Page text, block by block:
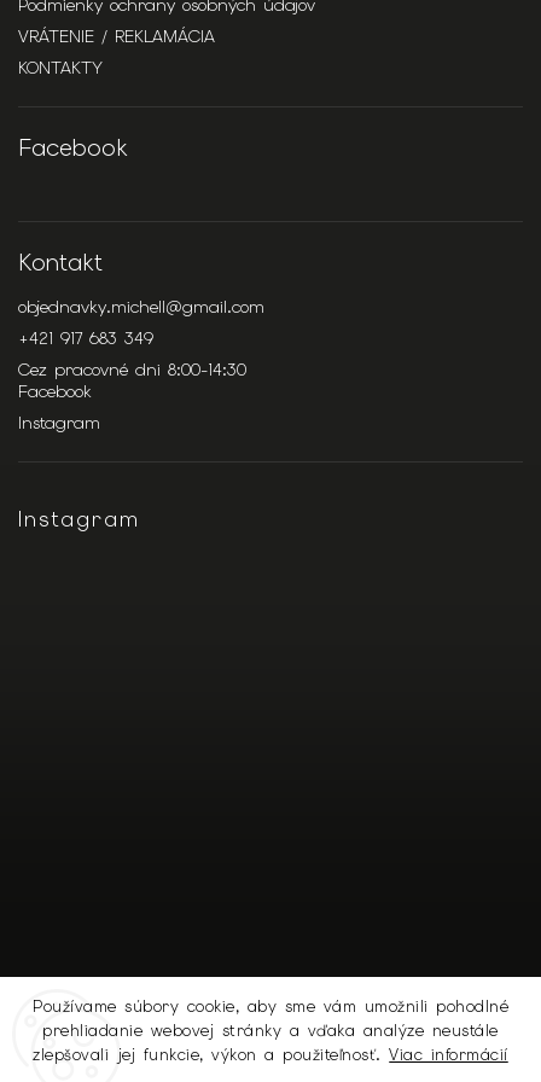
Používame súbory cookie, aby sme vám umožnili pohodlné
prehliadanie webovej stránky a vďaka analýze neustále
zlepšovali jej funkcie, výkon a použiteľnosť.Viac informácií
Podmienky ochrany osobných údajov
VRÁTENIE / REKLAMÁCIA
KONTAKTY
Facebook
Kontakt
objednavky.michell@gmail.com
+421 917 683 349
Cez pracovné dni 8:00-14:30
Facebook
Instagram
Instagram
Sledovať na Instagrame